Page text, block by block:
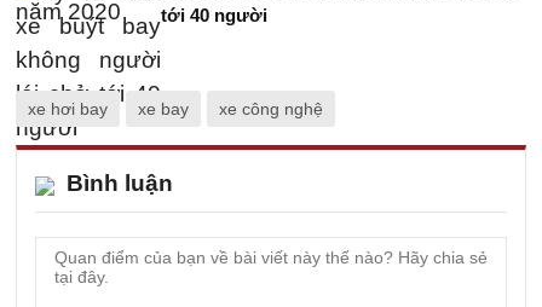
tới 40 người
xe hơi bay xe bay xe công nghệ
Bình luận